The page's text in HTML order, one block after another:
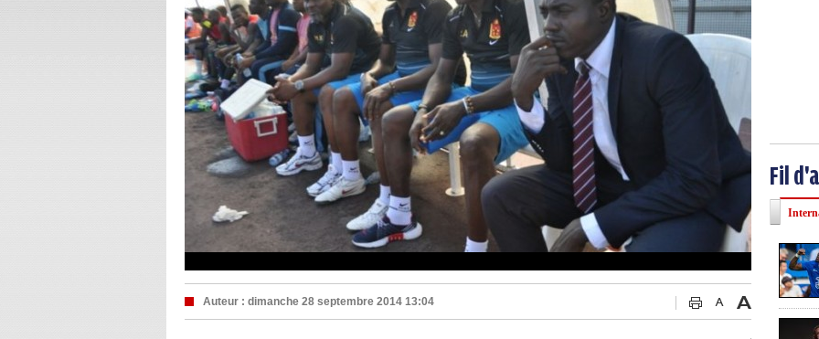
Auteur : dimanche 28 septembre 2014 13:04
Fil